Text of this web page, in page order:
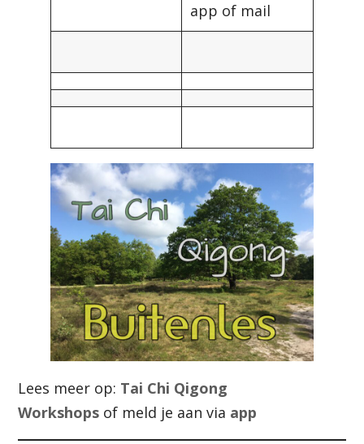
app of mail
Lees meer op: Tai Chi Qigong
Workshopsof meld je aan via app